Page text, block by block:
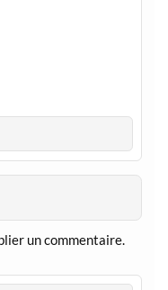
a
un commentaire.